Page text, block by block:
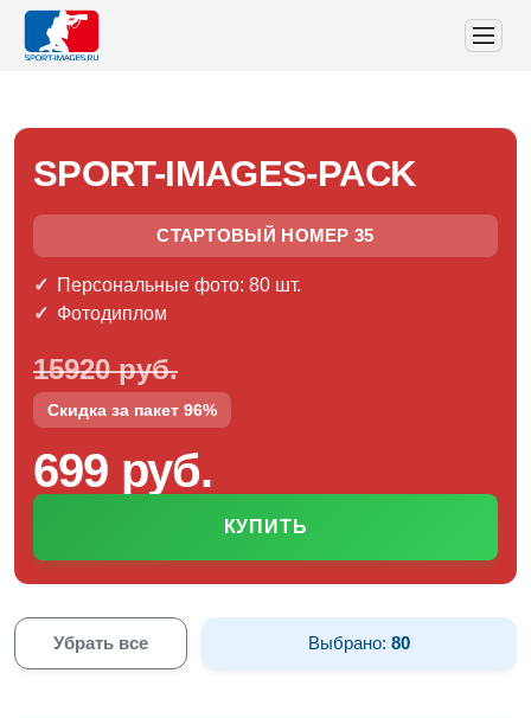
SPORT-IMAGES-PACK
СТАРТОВЫЙ НОМЕР 35
Персональные фото: 80 шт.
Фотодиплом
15920 руб.
Скидка за пакет 96%
699 руб.
КУПИТЬ
Убрать все Выбрано:80